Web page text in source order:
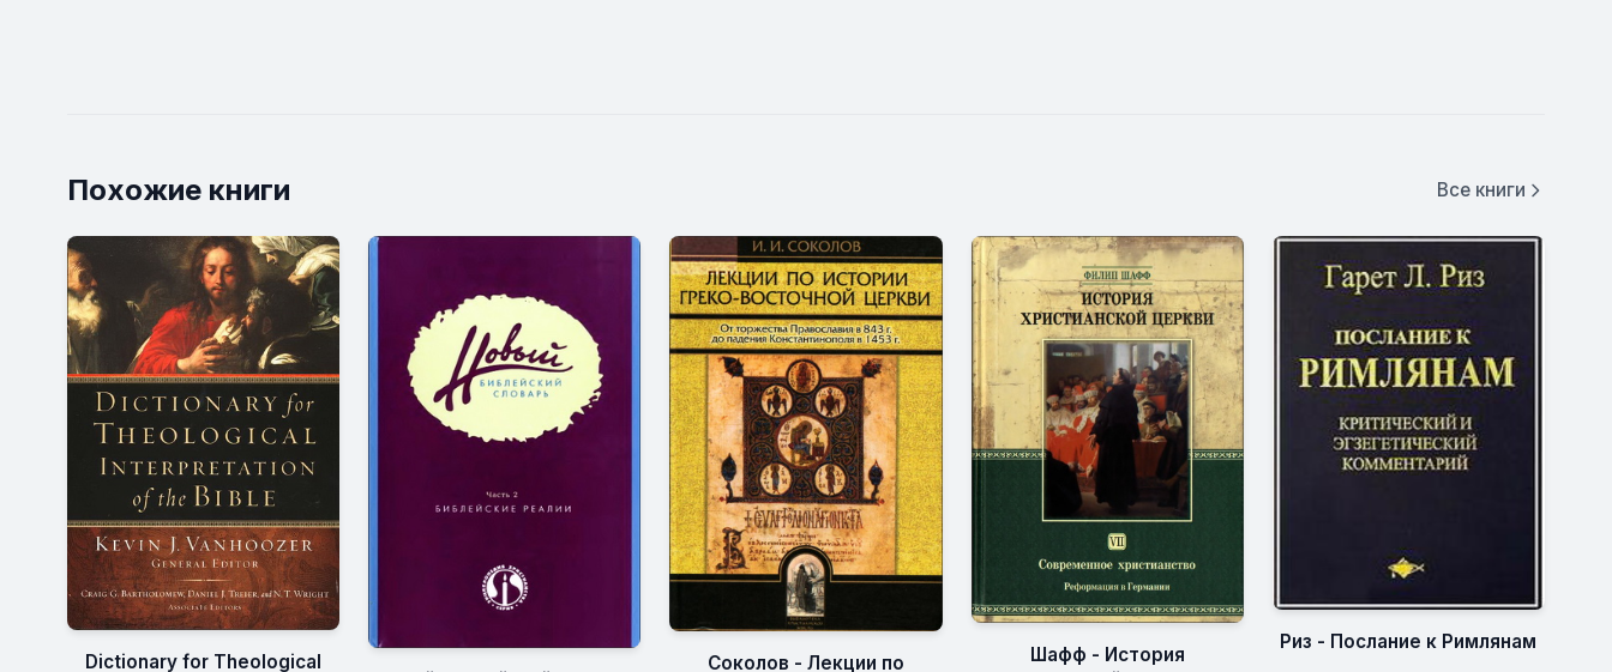
Похожие книги Все книги
Dictionary for Theological
Соколов - Лекции по
Шафф - История
Риз - Послание к Римлянам